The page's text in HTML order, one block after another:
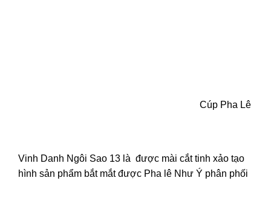
Cúp Pha Lê
Vinh Danh Ngôi Sao 13 là được mài cắt tinh xảo tạo
hình sản phẩm bắt mắt được Pha lê Như Ý phân phối